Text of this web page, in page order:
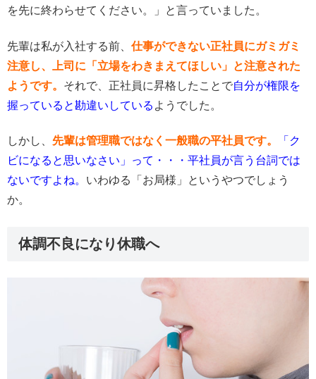
を先に終わらせてください。」と言っていました。
先輩は私が入社する前、 仕事ができない正社員にガミガミ
注意し、上司に「立場をわきまえてほしい」と注意された
ようです。 それで、正社員に昇格したことで自分が権限を
握っていると勘違いしている ようでした。
しかし、 先輩は管理職ではなく一般職の平社員です。
「ク
ビになると思いなさい」って・・・平社員が言う台詞では
ないですよね。 いわゆる「お局様」というやつでしょう
か。
体調不良になり休職へ